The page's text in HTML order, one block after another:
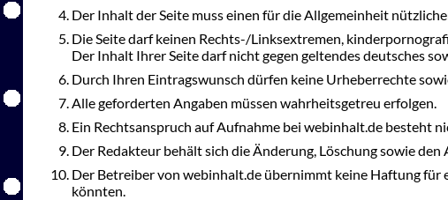
Der Inhalt der Seite muss einen für die Allgemeinheit
Die Seite darf keinen Rechts-/Linksextremen,
Der Inhalt Ihrer Seite darf nicht gegen geltendes deutsches
Durch Ihren Eintragswunsch dürfen keine Urheberrechte
Alle geforderten Angaben müssen wahrheitsgetreu erfolgen.
Ein Rechtsanspruch auf Aufnahme bei webinhalt.de besteht
Der Redakteur behält sich die Änderung, Löschung sowie
Der Betreiber von webinhalt.de übernimmt keine Haftung für
könnten.